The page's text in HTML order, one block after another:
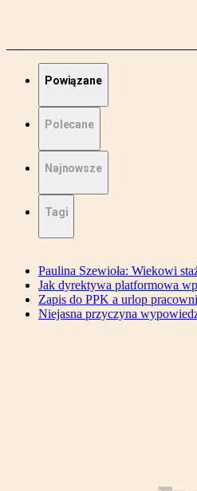
Powiązane
Polecane
Najnowsze
Tagi
Paulina Szewioła: Wiekowi
Jak dyrektywa platformowa
Zapis do PPK a urlop
Niejasna przyczyna